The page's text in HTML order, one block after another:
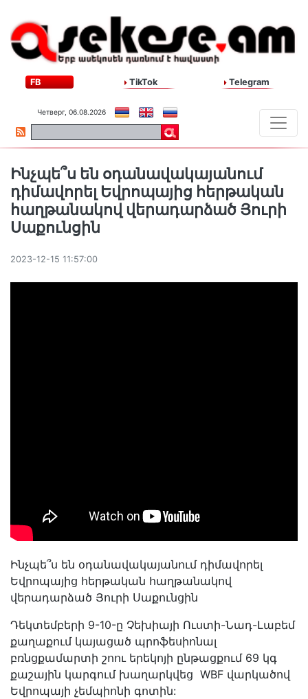
FB TikTok Telegram
Четверг, 06.08.2026
Ինչպե՞ս են օդանավակայանում
դիմավորել Եվրոպայից հերթական
հաղթանակով վերադարձած Յուրի
Սաքունցին
2023-12-15 11:57:00
Ինչպե՞ս են օդանավակայանում դիմավորել
Եվրոպայից հերթական հաղթանակով
վերադարձած Յուրի Սաքունցին
Դեկտեմբերի 9-10-ը Չեխիայի Ուստի-Նադ-Լաբեմ
քաղաքում կայացած պրոֆեսիոնալ
բռնցքամարտի շոու երեկոյի ընթացքում 69 կգ
քաշային կարգում խաղարկվեց WBF վարկածով
Եվրոպայի չեմպիոնի գոտին: